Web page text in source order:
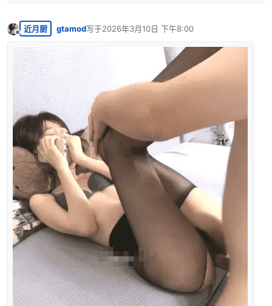
离线
近月厨 gtamod写于2026年3月10日 下午8:00
最后由 编辑